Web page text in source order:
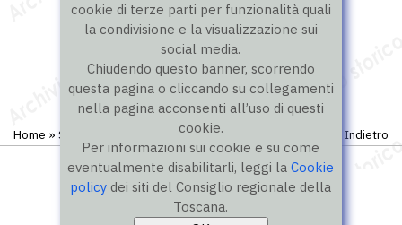
cookie di terze parti per funzionalità quali
la condivisione e la visualizzazione sui
social media.
Chiudendo questo banner, scorrendo
questa pagina o cliccando su collegamenti
nella pagina acconsenti all’uso di questi
cookie.
Per informazioni sui cookie e su come
eventualmente disabilitarli, leggi laCookie
policy dei siti del Consiglio regionale della
Toscana.
Home » Storico IX legislatura»Consiglieri Indietro